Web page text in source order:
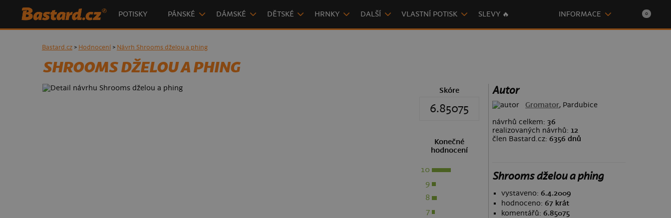
POTISKY PÁNSKÉ DÁMSKÉ DĚTSKÉ HRNKY DALŠÍ VLASTNÍ POTISK SLEVY 🔥 INFORMACE 0
Bastard.cz> Hodnocení> Návrh Shrooms dželou a phing
SHROOMS DŽELOU A PHING
Skóre
6.85075
Konečné
hodnocení
10
9
8
7
Autor
Gromator, Pardubice
návrhů celkem: 36
realizovaných návrhů: 12
člen Bastard.cz: 6356 dnů
Shrooms dželou a phing
vystaveno: 6.4.2009
hodnoceno: 67 krát
komentářů: 6.85075